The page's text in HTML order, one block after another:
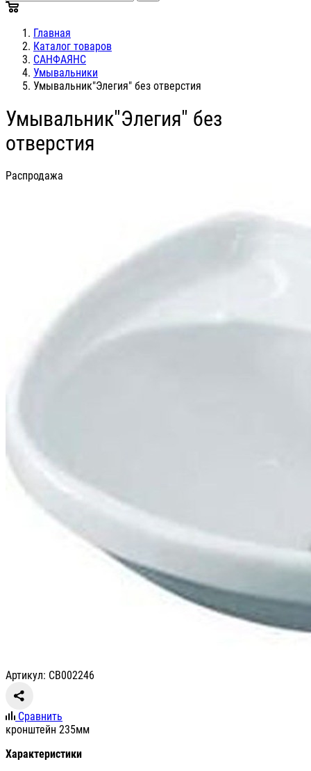
Главная
Каталог товаров
САНФАЯНС
Умывальники
Умывальник"Элегия" без отверстия
Умывальник"Элегия" без
отверстия
Распродажа
Артикул: СВ002246
Сравнить
кронштейн 235мм
Характеристики